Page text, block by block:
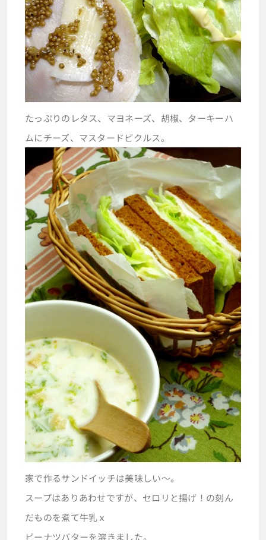
たっぷりのレタス、マヨネーズ、胡椒、ターキーハ
ムにチーズ、マスタードピクルス。
家で作るサンドイッチは美味しい～。
スープはありあわせですが、セロリと揚げ！の刻ん
だものを煮て牛乳ｘ
ピーナツバターを溶きました。